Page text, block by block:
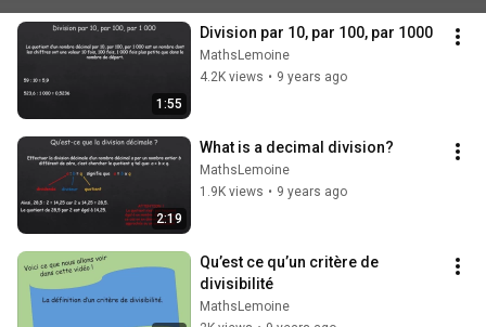
1:55
Division par 10, par 100, par 1000
MathsLemoine
4.2K views • 9 years ago
2:19
What is a decimal division?
MathsLemoine
1.9K views • 9 years ago
Qu’est ce qu’un critère de
divisibilité
MathsLemoine